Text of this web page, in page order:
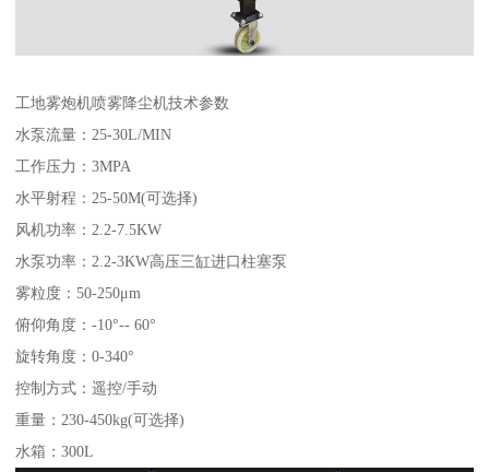
工地雾炮机喷雾降尘机技术参数
水泵流量：25-30L/MIN
工作压力：3MPA
水平射程：25-50M(可选择)
风机功率：2.2-7.5KW
水泵功率：2.2-3KW高压三缸进口柱塞泵
雾粒度：50-250μm
俯仰角度：-10°-- 60°
旋转角度：0-340°
控制方式：遥控/手动
重量：230-450kg(可选择)
水箱：300L